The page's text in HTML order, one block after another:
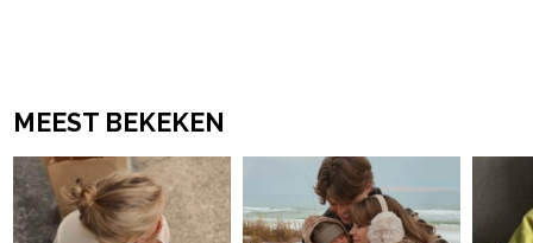
MEEST BEKEKEN